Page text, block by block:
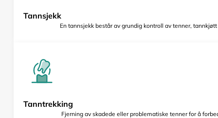
Tannsjekk
En tannsjekk består av grundig kontroll av tenner,
Tanntrekking
Fjerning av skadede eller problematiske tenner for å